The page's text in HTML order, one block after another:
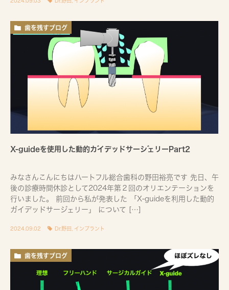
歯を残すブログ
X-guideを使用した動的ガイデッドサージェリーPart2
みなさんこんにちはハートフル総合歯科の野田裕亮です 先日、午
後の診療時間休診として2024年第２回のオリエンテーションを
行いました。 前回から私が発表した 「X-guideを利用した動的
ガイデッドサージェリー」 について […]
2024.09.02 Dr.野田 インプラント
歯を残すブログ